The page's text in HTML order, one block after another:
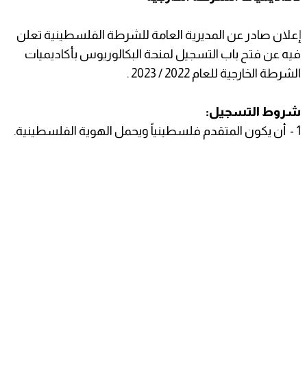
إعلان صادر عن المديرية العامة للشرطة الفلسطينية تعلن
فيه عن فتح باب التسجيل لمنحة البكالوريوس بأكاديميات
الشرطة الخارجية للعام 2022 / 2023 .
شروط التسجيل:
1 - أن يكون المتقدم فلسطينياً ويحمل الهوية الفلسطينية.